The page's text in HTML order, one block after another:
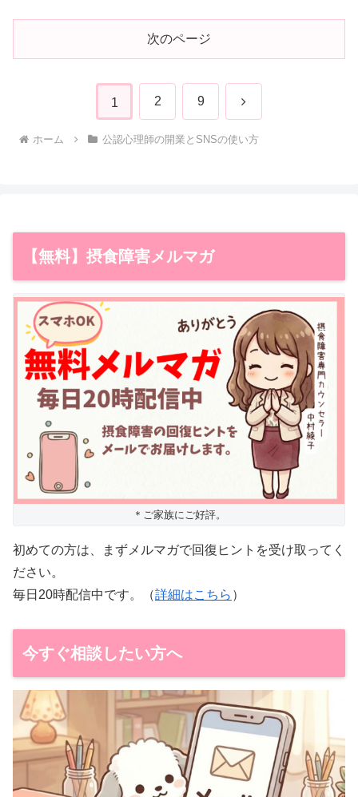
次のページ
1 2 9 次
へ
ホーム 公認心理師の開業とSNSの使い方
【無料】摂食障害メルマガ
＊ご家族にご好評。
初めての方は、まずメルマガで回復ヒントを受け取ってく
ださい。
毎日20時配信中です。（詳細はこちら ）
今すぐ相談したい方へ